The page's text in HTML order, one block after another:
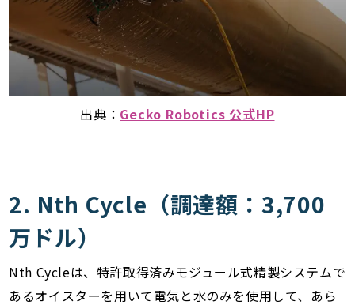
出典： Gecko Robotics 公式HP
2. Nth Cycle（調達額：3,700
万ドル）
Nth Cycleは、特許取得済みモジュール式精製システムで
あるオイスターを用いて電気と水のみを使用して、あら